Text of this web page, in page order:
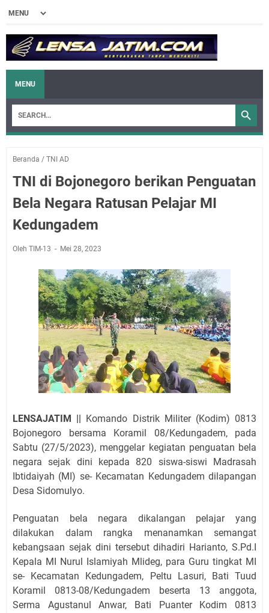
MENU
Beranda / TNI AD
TNI di Bojonegoro berikan Penguatan
Bela Negara Ratusan Pelajar MI
Kedungadem
Oleh TIM-13 Mei 28, 2023
LENSAJATIM || Komando Distrik Militer (Kodim) 0813
Bojonegoro bersama Koramil 08/Kedungadem, pada
Sabtu (27/5/2023), menggelar kegiatan penguatan bela
negara sejak dini kepada 820 siswa-siswi Madrasah
Ibtidaiyah (MI) se- Kecamatan Kedungadem dilapangan
Desa Sidomulyo.
Penguatan bela negara dikalangan pelajar yang
dilakukan dalam rangka menanamkan semangat
kebangsaan sejak dini tersebut dihadiri Harianto, S.Pd.I
Kepala MI Nurul Islamiyah Mlideg, para Guru tingkat MI
se- Kecamatan Kedungadem, Peltu Lasuri, Bati Tuud
Koramil 0813-08/Kedungadem beserta 13 anggota,
Serma Agustanul Anwar, Bati Puanter Kodim 0813